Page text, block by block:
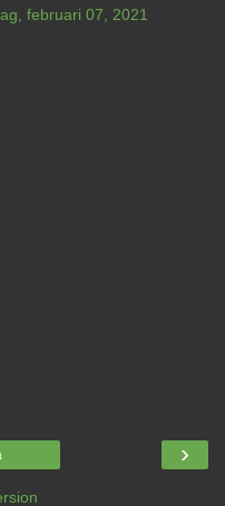
februari 07, 2021
›